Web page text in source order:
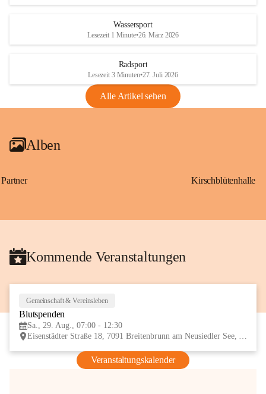
Anhang VBl. EU Nr. 18
1 Seite•1,4 MB
VBl. EU Nr. 18_2026
Wassersport
Lesezeit 1 Minute•26. März 2026
Radsport
Lesezeit 3 Minuten•27. Juli 2026
Alle Artikel sehen
Alben
Partner Kirschblütenhalle
Kommende Veranstaltungen
Gemeinschaft & Vereinsleben
Blutspenden
Sa., 29. Aug., 07:00 - 12:30
Eisenstädter Straße 18, 7091 Breitenbrunn am Neusiedler See, AUT
Veranstaltungskalender